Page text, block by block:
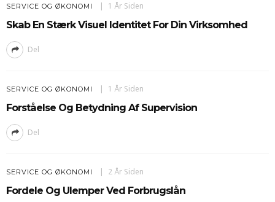
SERVICE OG ØKONOMI 1 År Siden
Skab En Stærk Visuel Identitet For Din Virksomhed
Del
SERVICE OG ØKONOMI 1 År Siden
Forståelse Og Betydning Af Supervision
Del
SERVICE OG ØKONOMI 2 År Siden
Fordele Og Ulemper Ved Forbrugslån